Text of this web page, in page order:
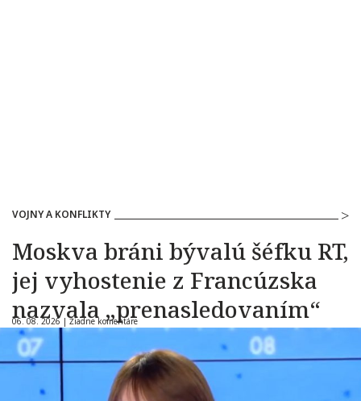
VOJNY A KONFLIKTY
Moskva bráni bývalú šéfku RT,
jej vyhostenie z Francúzska
nazvala „prenasledovaním“
06. 08. 2026 |Žiadne komentáre